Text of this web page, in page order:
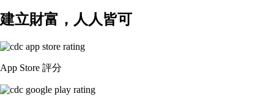
建立財富，人人皆可
App Store 評分